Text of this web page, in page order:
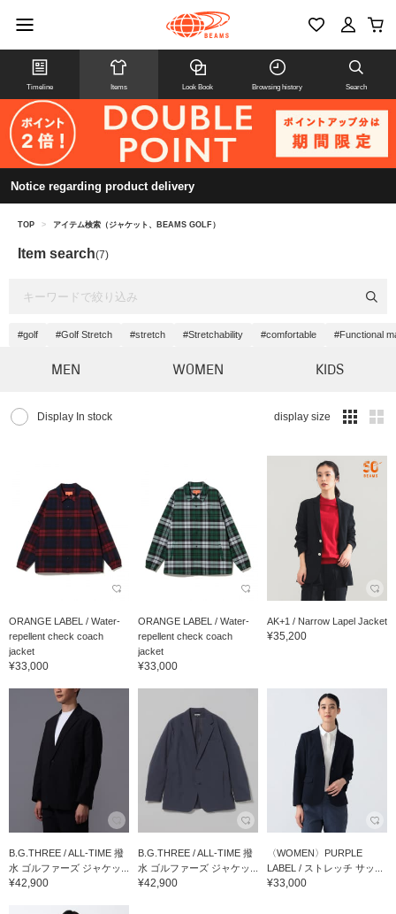
Timeline Items Look Book Browsing history Search
Notice regarding product delivery
TOP > アイテム検索（ジャケット、BEAMS GOLF）
Item search(7)
#golf #Golf Stretch #stretch #Stretchability #comfortable #Functional
MEN WOMEN KIDS
Display In stock display size
ORANGE LABEL / Water-
repellent check coach
jacket
¥33,000
ORANGE LABEL / Water-
repellent check coach
jacket
¥33,000
AK+1 / Narrow Lapel Jacket
¥35,200
B.G.THREE / ALL-TIME 撥
水 ゴルファーズ ジャケッ...
¥42,900
B.G.THREE / ALL-TIME 撥
水 ゴルファーズ ジャケッ...
¥42,900
〈WOMEN〉PURPLE
LABEL / ストレッチ サッ...
¥33,000